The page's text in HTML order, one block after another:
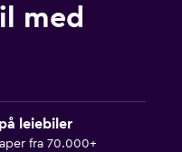
med
leiebiler
fra 70.000+